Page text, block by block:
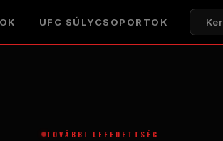
UFC SÚLYCSOPORTOK
TOVÁBBI LEFEDETTSÉG